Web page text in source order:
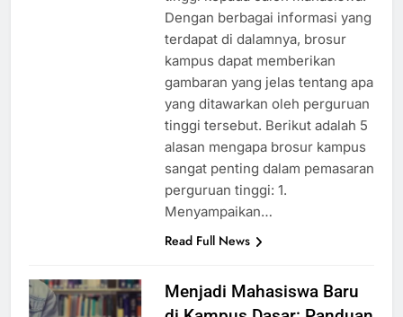
tinggi kepada calon mahasiswa.
Dengan berbagai informasi yang
terdapat di dalamnya, brosur
kampus dapat memberikan
gambaran yang jelas tentang apa
yang ditawarkan oleh perguruan
tinggi tersebut. Berikut adalah 5
alasan mengapa brosur kampus
sangat penting dalam pemasaran
perguruan tinggi: 1.
Menjadi Mahasiswa Baru